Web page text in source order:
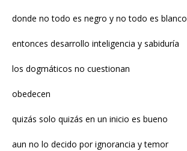
donde no todo es negro y no todo es blanco
entonces desarrollo inteligencia y sabiduría
los dogmáticos no cuestionan
obedecen
quizás solo quizás en un inicio es bueno
aun no lo decido por ignorancia y temor